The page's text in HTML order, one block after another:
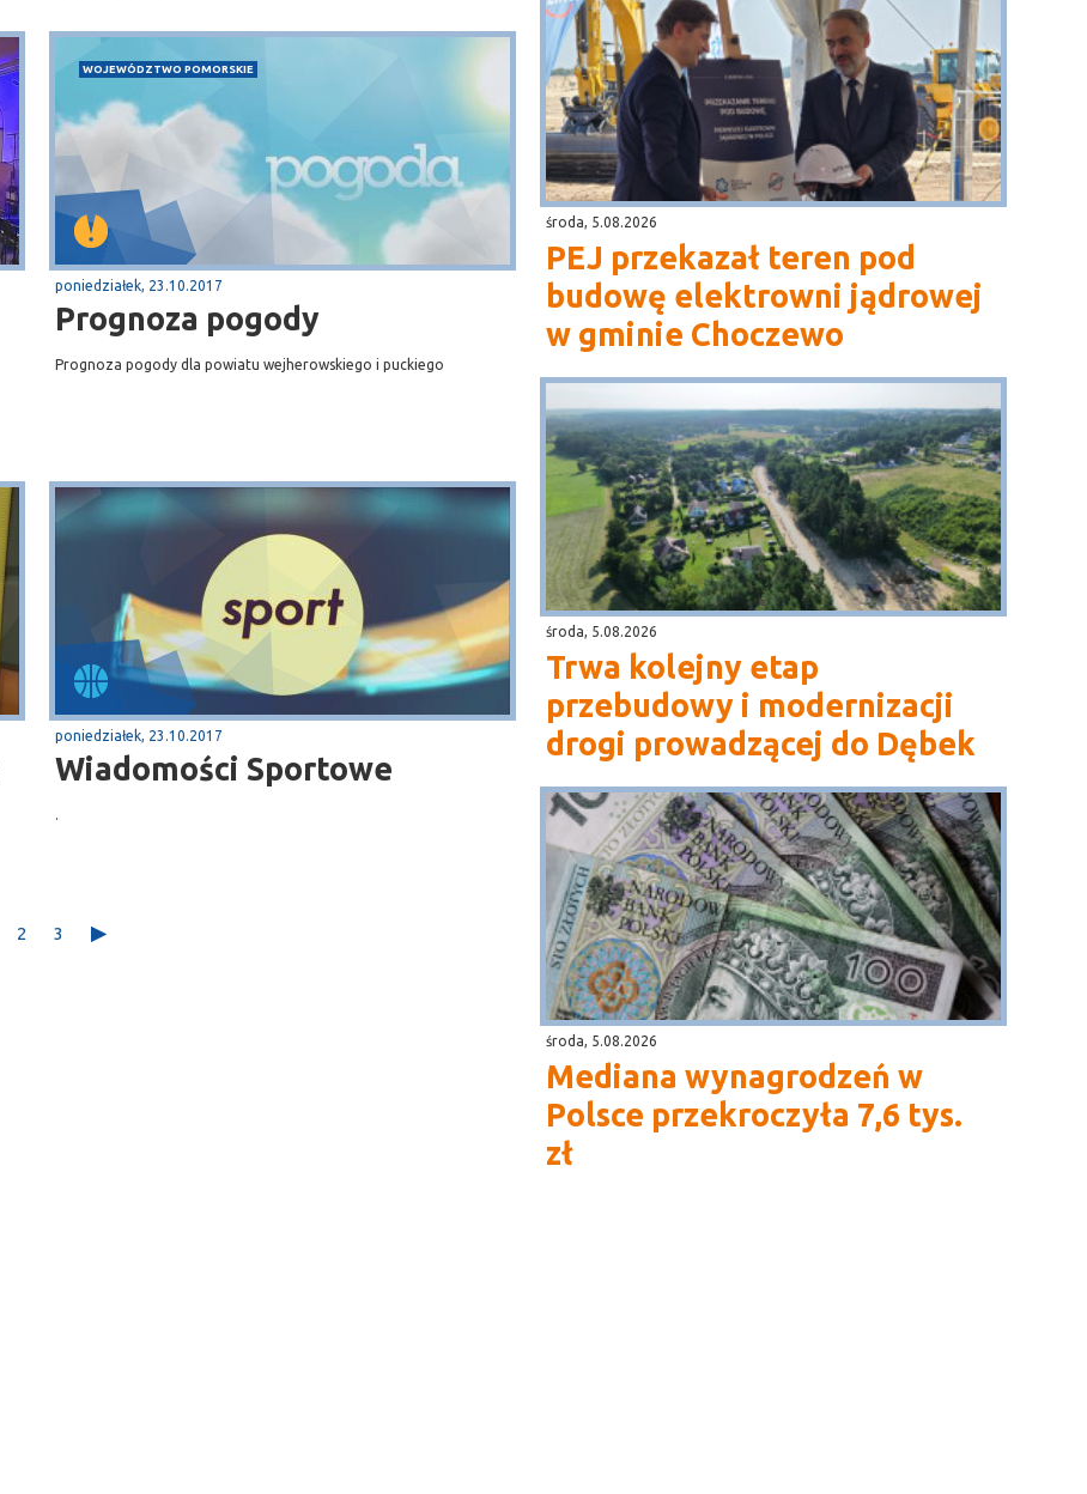
WOJEWÓDZTWO POMORSKIE
poniedziałek, 23.10.2017
Prognoza pogody
Prognoza pogody dla powiatu wejherowskiego i puckiego
poniedziałek, 23.10.2017
Wiadomości Sportowe
.
2 3
środa, 5.08.2026
PEJ przekazał teren pod
budowę elektrowni jądrowej
w gminie Choczewo
środa, 5.08.2026
Trwa kolejny etap
przebudowy i modernizacji
drogi prowadzącej do Dębek
środa, 5.08.2026
Mediana wynagrodzeń w
Polsce przekroczyła 7,6 tys.
zł